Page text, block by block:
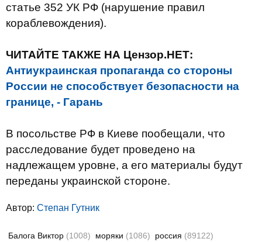
статье 352 УК РФ (нарушение правил
кораблевождения).
ЧИТАЙТЕ ТАКЖЕ НА Цензор.НЕТ:
Антиукраинская пропаганда со стороны
России не способствует безопасности на
границе, - Гарань
В посольстве РФ в Киеве пообещали, что
расследование будет проведено на
надлежащем уровне, а его материалы будут
переданы украинской стороне.
Автор: Степан Гутник
Балога Виктор (1008) моряки (1086) россия (89122)